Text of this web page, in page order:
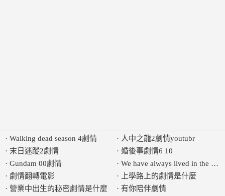
· Walking dead season 4劇情
· 末日迷蹤2劇情
· Gundam 00劇情
· 劇情翻轉電影
· 營業中出生的秘密劇情是什麼
· 人中之龍2劇情youtubr
· 婚後事劇情6 10
· We have always lived in the
·
上學路上的劇情是什麼
· 有你陪伴劇情